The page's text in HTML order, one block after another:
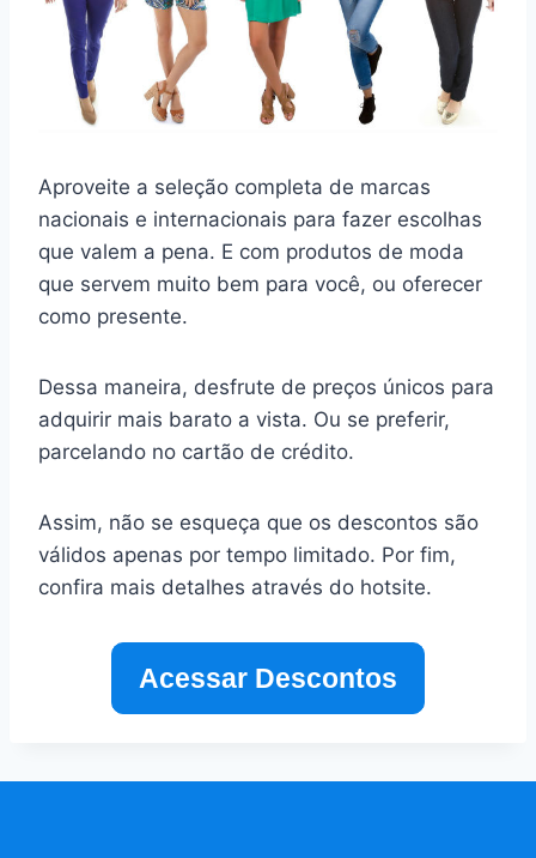
Aproveite a seleção completa de marcas
nacionais e internacionais para fazer escolhas
que valem a pena. E com produtos de moda
que servem muito bem para você, ou oferecer
como presente.
Dessa maneira, desfrute de preços únicos para
adquirir mais barato a vista. Ou se preferir,
parcelando no cartão de crédito.
Assim, não se esqueça que os descontos são
válidos apenas por tempo limitado. Por fim,
confira mais detalhes através do hotsite.
Acessar Descontos